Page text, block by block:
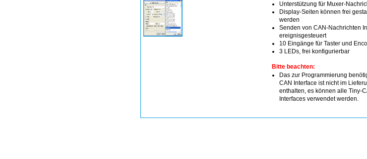
Unterstützung für Muxer-
Display-Seiten können frei
werden
Senden von CAN-Nachrichten
ereignisgesteuert
10 Eingänge für Taster und
3 LEDs, frei konfigurierbar
Bitte beachten:
Das zur Programmierung
CAN Interface ist nicht im
enthalten, es können alle Tiny-
Interfaces verwendet werden.